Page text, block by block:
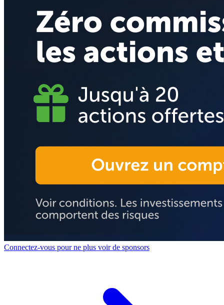
Connectez-vous pour ne plus voir de sponsors